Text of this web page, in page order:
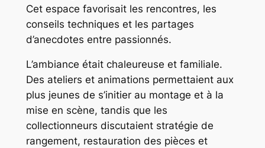
Cet espace favorisait les rencontres, les
conseils techniques et les partages
d’anecdotes entre passionnés.
L’ambiance était chaleureuse et familiale.
Des ateliers et animations permettaient aux
plus jeunes de s’initier au montage et à la
mise en scène, tandis que les
collectionneurs discutaient stratégie de
rangement, restauration des pièces et